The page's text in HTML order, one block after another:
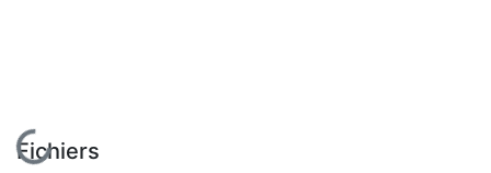
En cours de chargement...
Fichiers